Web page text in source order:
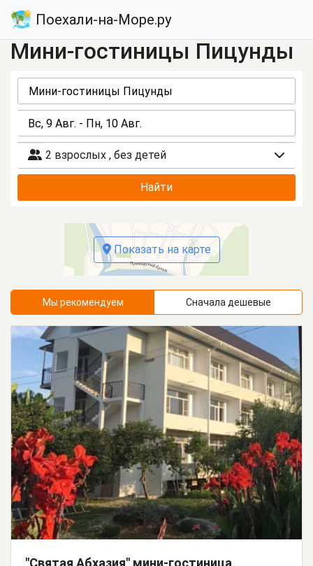
Поехали-на-Море.ру
Мини-гостиницы Пицунды
2 взрослых , без детей
Найти
Показать на карте
Мы рекомендуем Сначала дешевые
"Святая Абхазия" мини-гостиница